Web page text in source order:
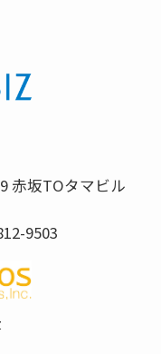
赤坂TOタマビル
9503